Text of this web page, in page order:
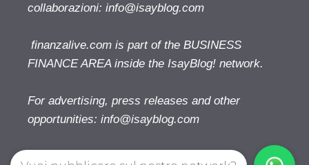
collaborazioni: info@isayblog.com
finanzalive.com is part of the BUSINESS
FINANCE AREA inside the IsayBlog! network.
For advertising, press releases and other
opportunities: info@isayblog.com